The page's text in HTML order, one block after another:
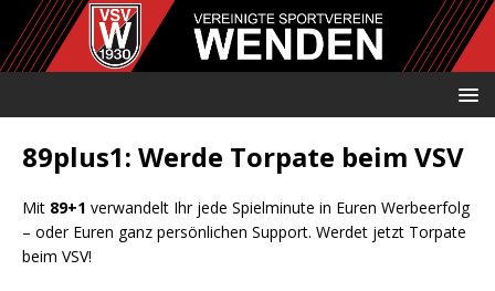
89plus1: Werde Torpate beim VSV
Mit 89+1 verwandelt Ihr jede Spielminute in Euren Werbeerfolg
– oder Euren ganz persönlichen Support. Werdet jetzt Torpate
beim VSV!